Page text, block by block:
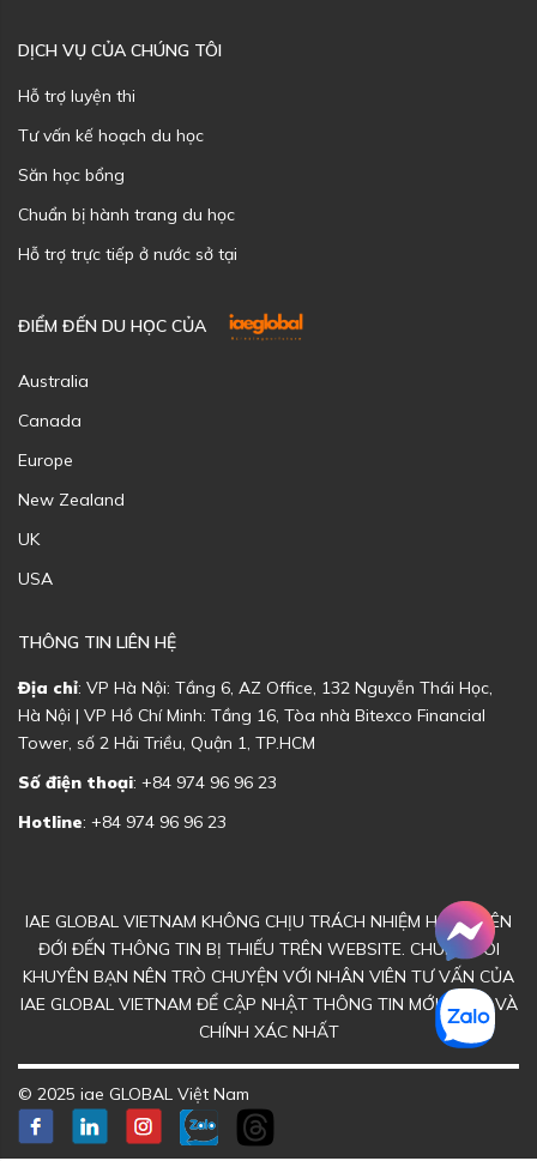
DỊCH VỤ CỦA CHÚNG TÔI
Hỗ trợ luyện thi
Tư vấn kế hoạch du học
Săn học bổng
Chuẩn bị hành trang du học
Hỗ trợ trực tiếp ở nước sở tại
ĐIỂM ĐẾN DU HỌC CỦA
Australia
Canada
Europe
New Zealand
UK
USA
THÔNG TIN LIÊN HỆ
Địa chỉ: VP Hà Nội: Tầng 6, AZ Office, 132 Nguyễn Thái Học,
Hà Nội | VP Hồ Chí Minh: Tầng 16, Tòa nhà Bitexco Financial
Tower, số 2 Hải Triều, Quận 1, TP.HCM
Số điện thoại: +84 974 96 96 23
Hotline: +84 974 96 96 23
IAE GLOBAL VIETNAM KHÔNG CHỊU TRÁCH NHIỆM HOẶC LIÊN
ĐỚI ĐẾN THÔNG TIN BỊ THIẾU TRÊN WEBSITE. CHÚNG TÔI
KHUYÊN BẠN NÊN TRÒ CHUYỆN VỚI NHÂN VIÊN TƯ VẤN CỦA
IAE GLOBAL VIETNAM ĐỂ CẬP NHẬT THÔNG TIN MỚI NHẤT VÀ
CHÍNH XÁC NHẤT
© 2025 iae GLOBAL Việt Nam